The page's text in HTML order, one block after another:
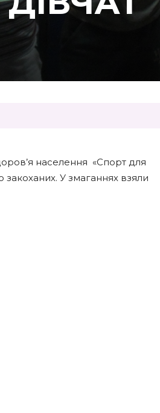
населення «Спорт для
У змаганнях взяли